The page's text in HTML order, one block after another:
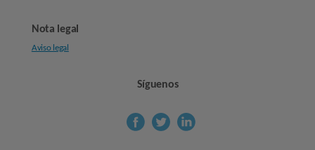
Nota legal
Aviso legal
Síguenos